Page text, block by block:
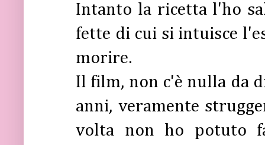
Intanto la ricetta l'ho
fette di cui si intuisce
morire.
Il film, non c'è nulla da
anni, veramente
volta non ho potuto